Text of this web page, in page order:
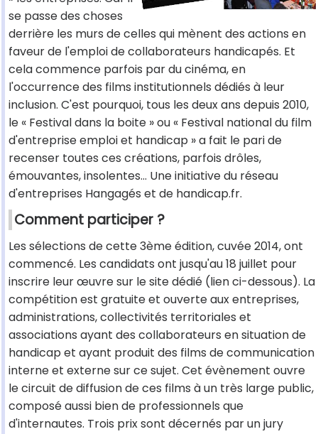
se passe des choses
derrière les murs de celles qui mènent des actions en
faveur de l'emploi de collaborateurs handicapés. Et
cela commence parfois par du cinéma, en
l'occurrence des films institutionnels dédiés à leur
inclusion. C'est pourquoi, tous les deux ans depuis 2010,
le « Festival dans la boite » ou « Festival national du film
d'entreprise emploi et handicap » a fait le pari de
recenser toutes ces créations, parfois drôles,
émouvantes, insolentes... Une initiative du réseau
d'entreprises Hangagés et de handicap.fr.
Comment participer ?
Les sélections de cette 3ème édition, cuvée 2014, ont
commencé. Les candidats ont jusqu'au 18 juillet pour
inscrire leur œuvre sur le site dédié (lien ci-dessous). La
compétition est gratuite et ouverte aux entreprises,
administrations, collectivités territoriales et
associations ayant des collaborateurs en situation de
handicap et ayant produit des films de communication
interne et externe sur ce sujet. Cet évènement ouvre
le circuit de diffusion de ces films à un très large public,
composé aussi bien de professionnels que
d'internautes. Trois prix sont décernés par un jury